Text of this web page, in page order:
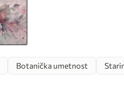
Botanička umetnost